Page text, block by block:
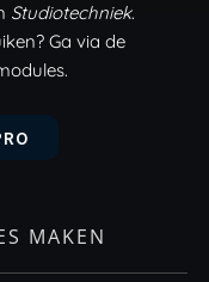
Studiotechniek.
Ga via de
MAKEN